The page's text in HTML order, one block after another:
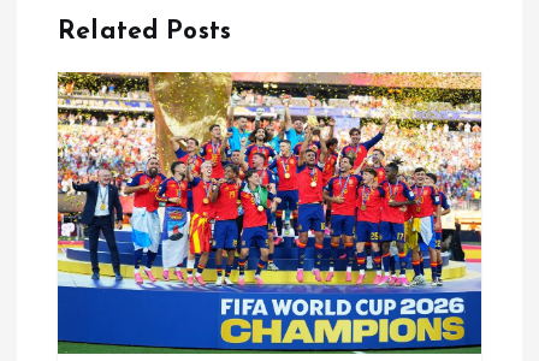
預賽未完賽
煌
Related Posts